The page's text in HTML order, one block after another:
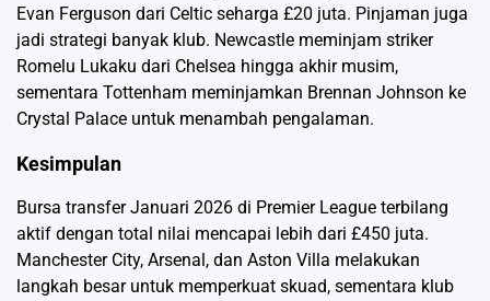
Evan Ferguson dari Celtic seharga £20 juta. Pinjaman juga
jadi strategi banyak klub. Newcastle meminjam striker
Romelu Lukaku dari Chelsea hingga akhir musim,
sementara Tottenham meminjamkan Brennan Johnson ke
Crystal Palace untuk menambah pengalaman.
Kesimpulan
Bursa transfer Januari 2026 di Premier League terbilang
aktif dengan total nilai mencapai lebih dari £450 juta.
Manchester City, Arsenal, dan Aston Villa melakukan
langkah besar untuk memperkuat skuad, sementara klub